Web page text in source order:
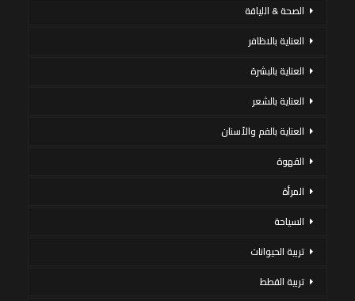
الصحة & اللياقة
العناية بالاظافر
العناية بالبشرة
العناية بالشعر
العناية بالفم والأسنان
القهوة
المرأة
السياحة
تربية الحيوانات
تربية القطط